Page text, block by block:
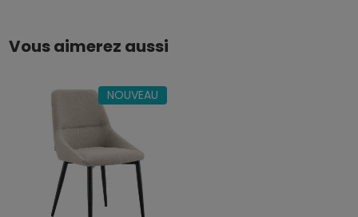
Vous aimerez aussi
NOUVEAU